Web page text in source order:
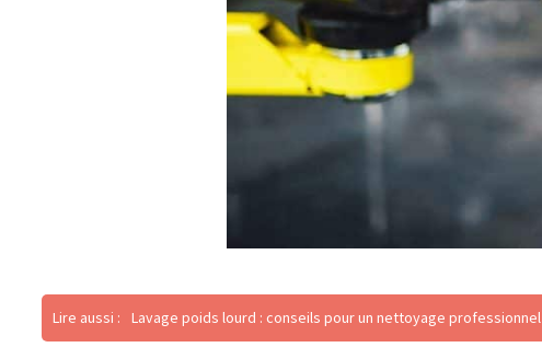
Lire aussi : Lavage poids lourd : conseils pour un nettoyage professionnel